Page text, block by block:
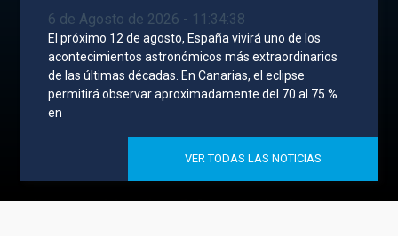
6 de Agosto de 2026 - 11:34:38
El próximo 12 de agosto, España vivirá uno de los
acontecimientos astronómicos más extraordinarios
de las últimas décadas. En Canarias, el eclipse
permitirá observar aproximadamente del 70 al 75 %
en
VER TODAS LAS NOTICIAS